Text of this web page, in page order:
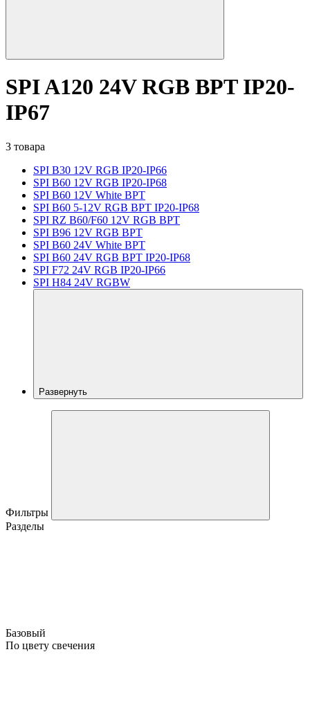
SPI A120 24V RGB BPT IP20-
IP67
3 товара
SPI B30 12V RGB IP20-IP66
SPI B60 12V RGB IP20-IP68
SPI B60 12V White BPT
SPI B60 5-12V RGB BPT IP20-IP68
SPI RZ B60/F60 12V RGB BPT
SPI B96 12V RGB BPT
SPI B60 24V White BPT
SPI B60 24V RGB BPT IP20-IP68
SPI F72 24V RGB IP20-IP66
SPI H84 24V RGBW
Развернуть
Фильтры
Разделы
Базовый
По цвету свечения